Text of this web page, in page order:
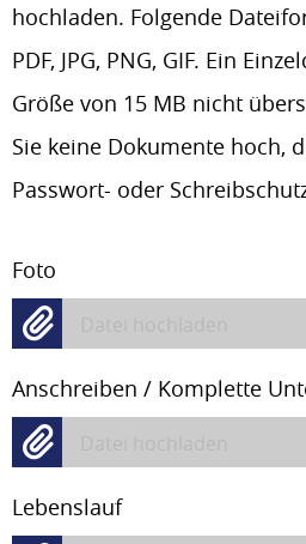
hochladen. Folgende
PDF, JPG, PNG, GIF. Ein
Größe von 15 MB nicht
Sie keine Dokumente hoch,
Passwort- oder
Foto
Anschreiben / Komplette
Lebenslauf